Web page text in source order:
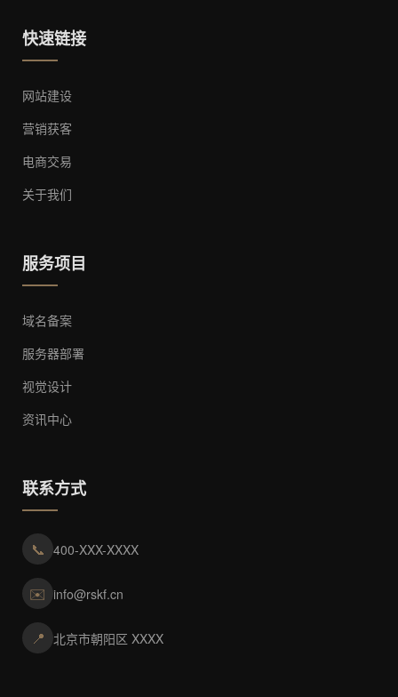
快速链接
网站建设
营销获客
电商交易
关于我们
服务项目
域名备案
服务器部署
视觉设计
资讯中心
联系方式
📞 400-XXX-XXXX
✉️ info@rskf.cn
📍 北京市朝阳区 XXXX